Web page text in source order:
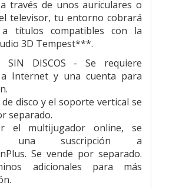
través de unos auriculares o
televisor, tu entorno cobrará
títulos compatibles con la
3D Tempest***.
SIN DISCOS - Se requiere
Internet y una cuenta para
disco y el soporte vertical se
separado.
el multijugador online, se
una suscripción a
Se vende por separado.
adicionales para más